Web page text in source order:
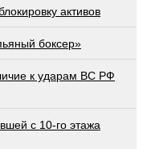
активов
боксер»
к ударам ВС РФ
с 10-го этажа